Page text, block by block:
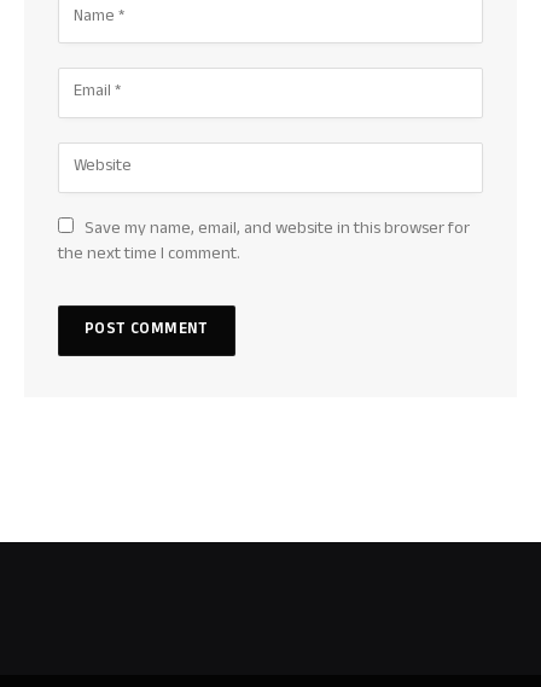
Save my name, email, and website in this browser for
the next time I comment.